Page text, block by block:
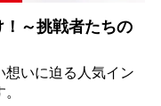
！～挑戦者たちの
想いに迫る人気イン